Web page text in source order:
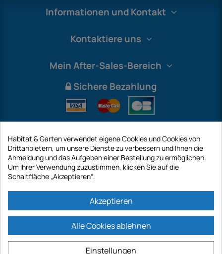
Informationen und Kontakt
Kontaktiere uns
Mein After-Sales-Bereich
Sichere Bezahlung
International
einem Kapital von 187 203,29 €, 32 Rue de Paradis - PARIS 75010
(FRANKREICH). GECODIS.SA wurde am 11.04.1998 gegründet und ist eine
Habitat & Garten verwendet eigene Cookies und Cookies von
Drittanbietern, um unsere Dienste zu verbessern und Ihnen die
Anmeldung und das Aufgeben einer Bestellung zu ermöglichen.
Um Ihrer Verwendung zuzustimmen, klicken Sie auf die
Schaltfläche „Akzeptieren“.
Akzeptieren
Alle Cookies ablehnen
Einstellungen